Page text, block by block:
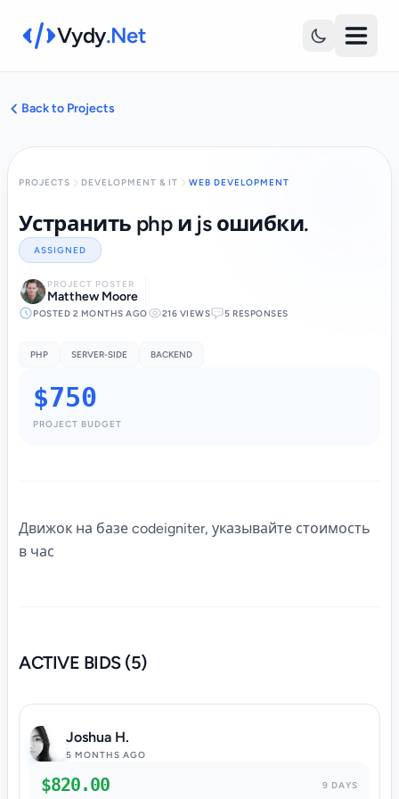
Vydy.Net
Back to Projects
PROJECTS DEVELOPMENT & IT WEB DEVELOPMENT
Устранить php и js ошибки.
ASSIGNED
PROJECT POSTER
Matthew Moore
POSTED 2 MONTHS AGO 216 VIEWS 5 RESPONSES
PHP SERVER-SIDE BACKEND
$750
PROJECT BUDGET
Движок на базе codeigniter, указывайте стоимость
в час
ACTIVE BIDS (5)
Joshua H.
5 MONTHS AGO
$820.00 9 DAYS